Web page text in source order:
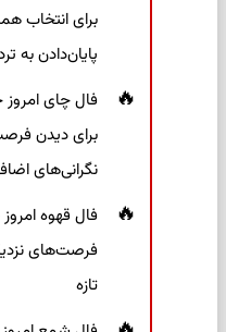
برای انتخاب
پایان‌دادن به
برای دیدن
نگرانی‌های
فرصت‌های
تازه